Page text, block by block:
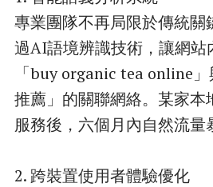
專業團隊不再局限於傳統關
過AI語境辨識技術，讓網站
「buy organic tea online
推薦」的關聯網絡。某家本
服務後，六個月內自然流量
2. 跨裝置使用者體驗優化